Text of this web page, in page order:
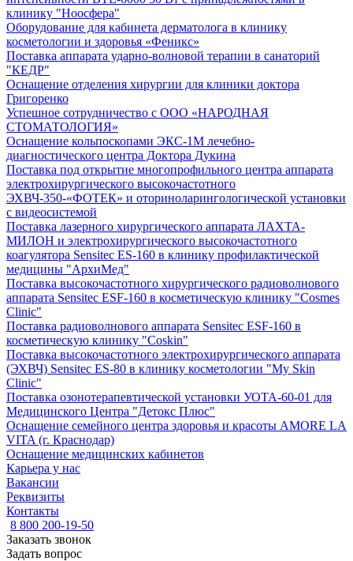
клинику "Ноосфера"
Оборудование для кабинета дерматолога в клинику
косметологии и здоровья «Феникс»
Поставка аппарата ударно-волновой терапии в санаторий
"КЕДР"
Оснащение отделения хирургии для клиники доктора
Григоренко
Успешное сотрудничество с ООО «НАРОДНАЯ
СТОМАТОЛОГИЯ»
Оснащение кольпоскопами ЭКС-1М лечебно-
диагностического центра Доктора Дукина
Поставка под открытие многопрофильного центра аппарата
электрохирургического высокочастотного
ЭХВЧ-350-«ФОТЕК» и оториноларингологической установки
с видеосистемой
Поставка лазерного хирургического аппарата ЛАХТА-
МИЛОН и электрохирургического высокочастотного
коагулятора Sensitec ES-160 в клинику профилактической
медицины "АрхиМед"
Поставка высокочастотного хирургического радиоволнового
аппарата Sensitec ESF-160 в косметическую клинику "Cosmes
Clinic"
Поставка радиоволнового аппарата Sensitec ESF-160 в
косметическую клинику "Coskin"
Поставка высокочастотного электрохирургического аппарата
(ЭХВЧ) Sensitec ES-80 в клинику косметологии "My Skin
Clinic"
Поставка озонотерапевтической установки УОТА-60-01 для
Медицинского Центра "Детокс Плюс"
Оснащение семейного центра здоровья и красоты AMORE LA
VITA (г. Краснодар)
Оснащение медицинских кабинетов
Карьера у нас
Вакансии
Реквизиты
Контакты
8 800 200-19-50
Заказать звонок
Задать вопрос